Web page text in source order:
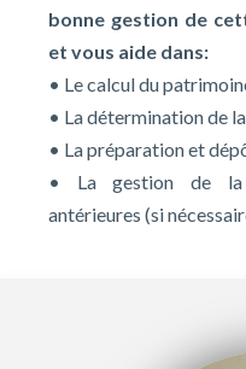
bonne gestion de
et vous aide dans:
• Le calcul du
• La détermination de
• La préparation et
• La gestion de la
antérieures (si